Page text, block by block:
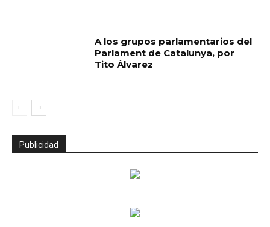
A los grupos parlamentarios del
Parlament de Catalunya, por
Tito Álvarez
Publicidad